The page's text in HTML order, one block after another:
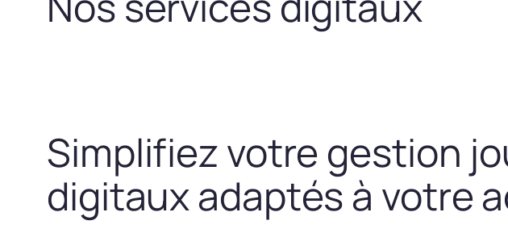
Simplifiez votre gestion
digitaux adaptés à votre